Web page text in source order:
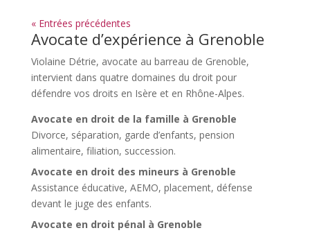
« Entrées précédentes
Avocate d’expérience à Grenoble
Violaine Détrie, avocate au barreau de Grenoble,
intervient dans quatre domaines du droit pour
défendre vos droits en Isère et en Rhône-Alpes.
Avocate en droit de la famille à Grenoble
Divorce, séparation, garde d’enfants, pension
alimentaire, filiation, succession.
Avocate en droit des mineurs à Grenoble
Assistance éducative, AEMO, placement, défense
devant le juge des enfants.
Avocate en droit pénal à Grenoble